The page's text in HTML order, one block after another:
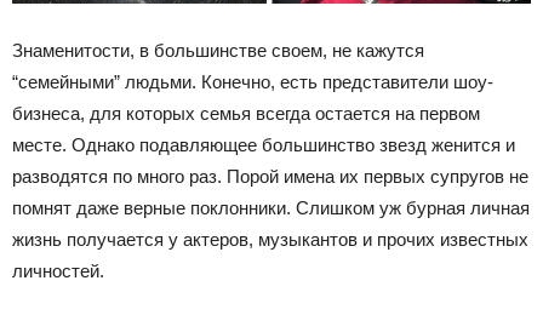
Знаменитости, в большинстве своем, не кажутся
“семейными” людьми. Конечно, есть представители шоу-
бизнеса, для которых семья всегда остается на первом
месте. Однако подавляющее большинство звезд женится и
разводятся по много раз. Порой имена их первых супругов не
помнят даже верные поклонники. Слишком уж бурная личная
жизнь получается у актеров, музыкантов и прочих известных
личностей.